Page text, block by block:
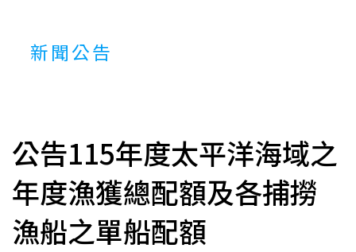
新聞公告
公告115年度太平洋海域之
年度漁獲總配額及各捕撈
漁船之單船配額